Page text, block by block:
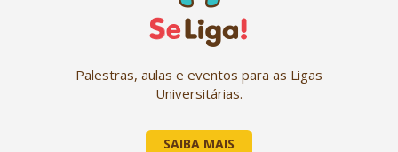
Palestras, aulas e eventos para as Ligas
Universitárias.
SAIBA MAIS